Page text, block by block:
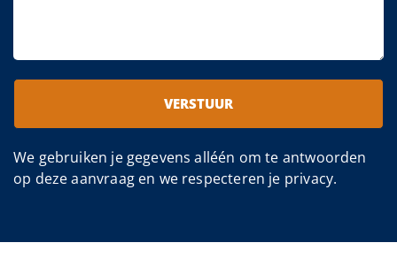
VERSTUUR
We gebruiken je gegevens alléén om te antwoorden
op deze aanvraag en we respecteren je privacy.